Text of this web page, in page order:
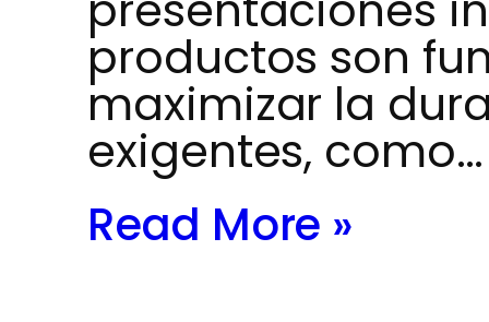
productos son
maximizar la
exigentes, como…
Read More »